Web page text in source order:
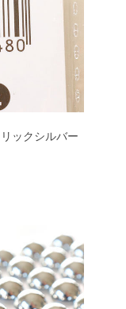
ックシルバー